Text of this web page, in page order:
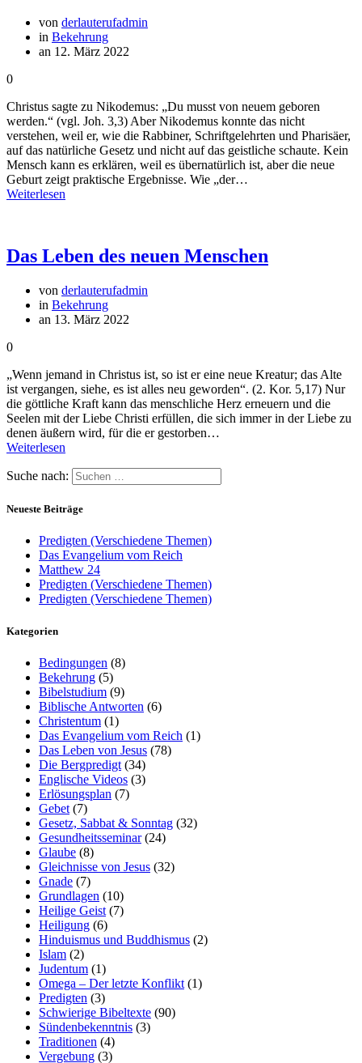
von derlauterufadmin
in Bekehrung
an 12. März 2022
0
Christus sagte zu Nikodemus: „Du musst von neuem geboren
werden.“ (vgl. Joh. 3,3) Aber Nikodemus konnte das nicht
verstehen, weil er, wie die Rabbiner, Schriftgelehrten und Pharisäer,
auf das natürliche Gesetz und nicht auf das geistliche schaute. Kein
Mensch kann es erklären, weil es übernatürlich ist, aber die neue
Geburt zeigt praktische Ergebnisse. Wie „der…
Weiterlesen
Das Leben des neuen Menschen
von derlauterufadmin
in Bekehrung
an 13. März 2022
0
„Wenn jemand in Christus ist, so ist er eine neue Kreatur; das Alte
ist vergangen, siehe, es ist alles neu geworden“. (2. Kor. 5,17) Nur
die göttliche Kraft kann das menschliche Herz erneuern und die
Seelen mit der Liebe Christi erfüllen, die sich immer in der Liebe zu
denen äußern wird, für die er gestorben…
Weiterlesen
Suche nach:
Neueste Beiträge
Predigten (Verschiedene Themen)
Das Evangelium vom Reich
Matthew 24
Predigten (Verschiedene Themen)
Predigten (Verschiedene Themen)
Kategorien
Bedingungen (8)
Bekehrung (5)
Bibelstudium (9)
Biblische Antworten (6)
Christentum (1)
Das Evangelium vom Reich (1)
Das Leben von Jesus (78)
Die Bergpredigt (34)
Englische Videos (3)
Erlösungsplan (7)
Gebet (7)
Gesetz, Sabbat & Sonntag (32)
Gesundheitsseminar(24)
Glaube (8)
Gleichnisse von Jesus (32)
Gnade (7)
Grundlagen (10)
Heilige Geist (7)
Heiligung (6)
Hinduismus und Buddhismus (2)
Islam (2)
Judentum (1)
Omega – Der letzte Konflikt (1)
Predigten (3)
Schwierige Bibeltexte (90)
Sündenbekenntnis (3)
Traditionen (4)
Vergebung (3)